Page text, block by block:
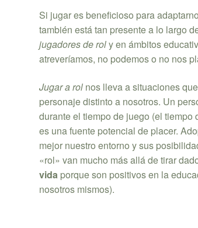
Si jugar es beneficioso para
también está tan presente a lo largo
jugadores de roly en ámbitos
atreveríamos, no podemos o no nos
Jugar a rol nos lleva a situaciones
personaje distinto a nosotros. Un
durante el tiempo de juego (el
es una fuente potencial de placer.
mejor nuestro entorno y sus
«rol» van mucho más allá de tirar
vida porque son positivos en la
nosotros mismos).